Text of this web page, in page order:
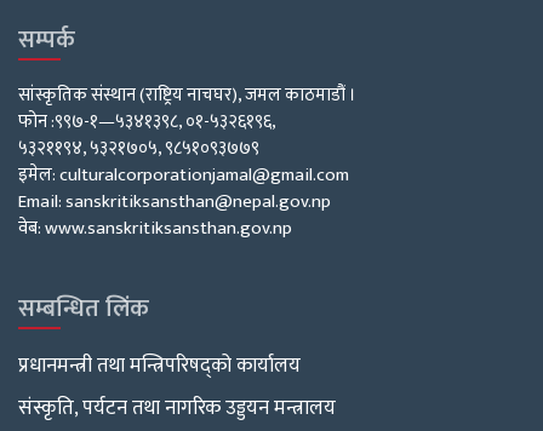
सम्पर्क
सांस्कृतिक संस्थान (राष्ट्रिय नाचघर), जमल काठमाडौं ।
फोन :९९७-१—५३४१३९८, ०१-५३२६१९६,
५३२११९४, ५३२१७०५, ९८५१०९३७७९
इमेल: culturalcorporationjamal@gmail.com
Email: sanskritiksansthan@nepal.gov.np
वेब: www.sanskritiksansthan.gov.np
सम्बन्धित लिंक
प्रधानमन्त्री तथा मन्त्रिपरिषद्को कार्यालय
संस्कृति, पर्यटन तथा नागरिक उड्डयन मन्त्रालय